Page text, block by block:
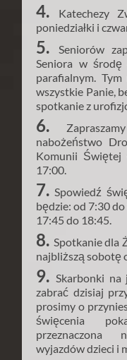
4.
Katechezy
poniedziałki i
5.
Seniorów
Seniora w
parafialnym. Tym
wszystkie Panie,
spotkanie z
6.
nabożeństwo
Komunii Świętej
17:00.
7. Spowiedź
będzie: od 7:30
17:45 do 18:45.
8. Spotkanie dla
najbliższą sobotę
9. Skarbonki na
zabrać dzisiaj
prosimy o
święcenia
przeznaczona
wyjazdów dzieci i